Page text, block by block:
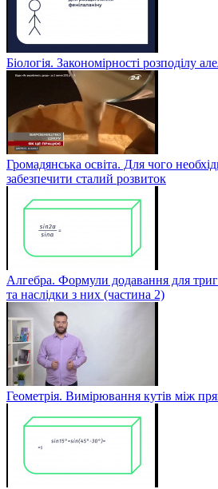
Біологія. Закономірності розподілу
Громадянська освіта. Для чого
забезпечити сталий розвиток
Алгебра. Формули додавання для
та наслідки з них (частина 2)
Геометрія. Вимірювання кутів між